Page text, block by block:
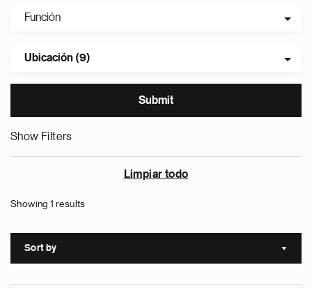
Función
Ubicación (9)
Show Filters
Limpiar todo
Showing 1 results
Sort by Sort